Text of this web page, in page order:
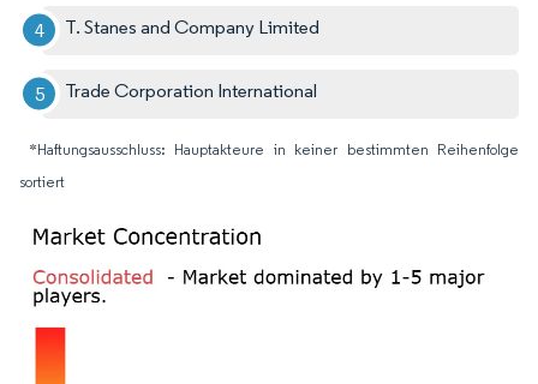
T. Stanes and Company Limited
Trade Corporation International
*Haftungsausschluss: Hauptakteure in keiner bestimmten Reihenfolge
sortiert